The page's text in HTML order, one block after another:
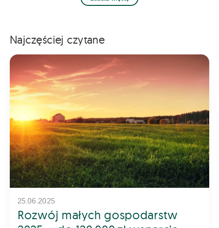
Najczęściej czytane
25.06.2025
Rozwój małych gospodarstw